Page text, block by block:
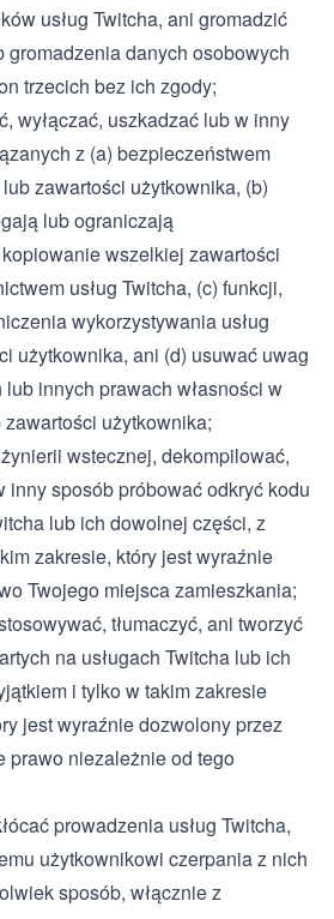
usług Twitcha, ani gromadzić
gromadzenia danych osobowych
trzecich bez ich zgody;
wyłączać, uszkadzać lub w inny
z (a) bezpieczeństwem
zawartości użytkownika, (b)
lub ograniczają
wszelkiej zawartości
usług Twitcha, (c) funkcji,
wykorzystywania usług
użytkownika, ani (d) usuwać uwag
innych prawach własności w
zawartości użytkownika;
wstecznej, dekompilować,
inny sposób próbować odkryć kodu
lub ich dowolnej części, z
zakresie, który jest wyraźnie
Twojego miejsca zamieszkania;
tłumaczyć, ani tworzyć
na usługach Twitcha lub ich
i tylko w takim zakresie
jest wyraźnie dozwolony przez
prawo niezależnie od tego
prowadzenia usług Twitcha,
użytkownikowi czerpania z nich
sposób, włącznie z